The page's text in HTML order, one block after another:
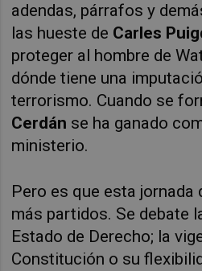
adendas, párrafos y
las hueste de Carles
proteger al hombre de
dónde tiene una
terrorismo. Cuando se
Cerdán se ha ganado
ministerio.
Pero es que esta jornada
más partidos. Se debate
Estado de Derecho; la
Constitución o su